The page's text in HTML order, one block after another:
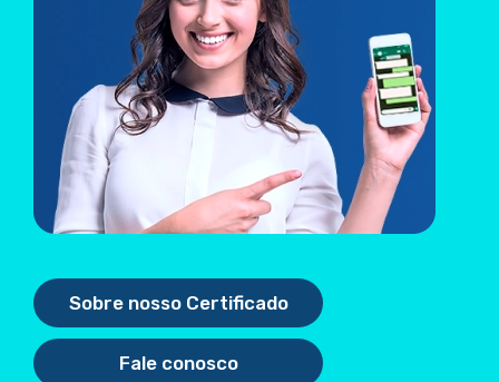
Sobre nosso Certificado
Fale conosco